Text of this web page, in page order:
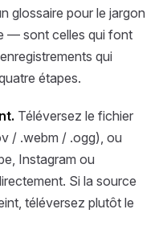
glossaire pour le jargon
— sont celles qui font
qui
étapes.
Téléversez le fichier
/ .webm / .ogg), ou
Instagram ou
Si la source
téléversez plutôt le